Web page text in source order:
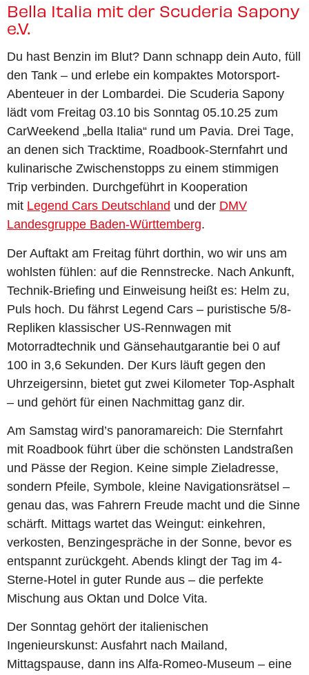
Bella Italia mit der Scuderia Sapony
e.V.
Du hast Benzin im Blut? Dann schnapp dein Auto, füll
den Tank – und erlebe ein kompaktes Motorsport-
Abenteuer in der Lombardei. Die Scuderia Sapony
lädt vom Freitag 03.10 bis Sonntag 05.10.25 zum
CarWeekend „bella Italia“ rund um Pavia. Drei Tage,
an denen sich Tracktime, Roadbook-Sternfahrt und
kulinarische Zwischenstopps zu einem stimmigen
Trip verbinden. Durchgeführt in Kooperation
mit Legend Cars Deutschland und der DMV
Landesgruppe Baden-Württemberg.
Der Auftakt am Freitag führt dorthin, wo wir uns am
wohlsten fühlen: auf die Rennstrecke. Nach Ankunft,
Technik-Briefing und Einweisung heißt es: Helm zu,
Puls hoch. Du fährst Legend Cars – puristische 5/8-
Repliken klassischer US-Rennwagen mit
Motorradtechnik und Gänsehautgarantie bei 0 auf
100 in 3,6 Sekunden. Der Kurs läuft gegen den
Uhrzeigersinn, bietet gut zwei Kilometer Top-Asphalt
– und gehört für einen Nachmittag ganz dir.
Am Samstag wird’s panoramareich: Die Sternfahrt
mit Roadbook führt über die schönsten Landstraßen
und Pässe der Region. Keine simple Zieladresse,
sondern Pfeile, Symbole, kleine Navigationsrätsel –
genau das, was Fahrern Freude macht und die Sinne
schärft. Mittags wartet das Weingut: einkehren,
verkosten, Benzingespräche in der Sonne, bevor es
entspannt zurückgeht. Abends klingt der Tag im 4-
Sterne-Hotel in guter Runde aus – die perfekte
Mischung aus Oktan und Dolce Vita.
Der Sonntag gehört der italienischen
Ingenieurskunst: Ausfahrt nach Mailand,
Mittagspause, dann ins Alfa-Romeo-Museum – eine